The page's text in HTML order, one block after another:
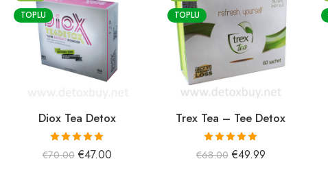
TOPLU
Diox Tea Detox
5 üzerinden
5.00oy aldı
€70.00 €47.00
TOPLU
Trex Tea – Tee Detox
5 üzerinden
5.00oy aldı
€68.00 €49.99